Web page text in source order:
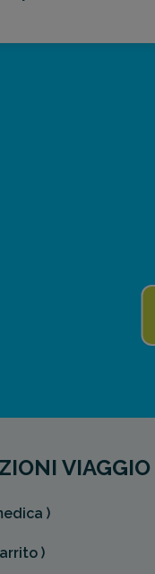
VIAGGIO
)
)